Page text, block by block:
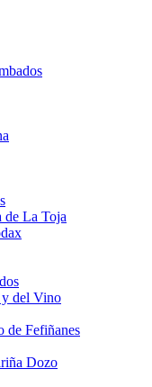
de La Toja
y del Vino
de Fefiñanes
Dozo